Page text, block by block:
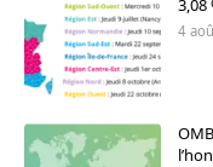
3,08
4